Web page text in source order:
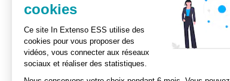
cookies
Ce site In Extenso ESS utilise des
cookies pour vous proposer des
vidéos, vous connecter aux réseaux
sociaux et réaliser des statistiques.